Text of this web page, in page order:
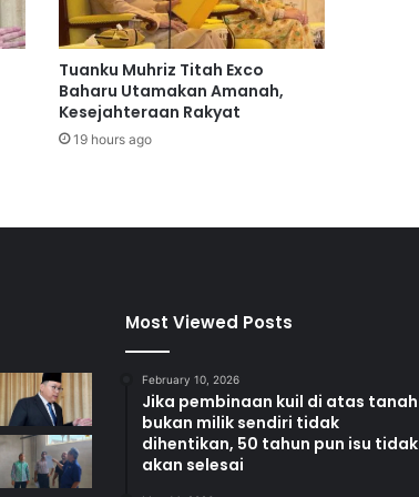
Tuanku Muhriz Titah Exco
Baharu Utamakan Amanah,
Kesejahteraan Rakyat
19 hours ago
Most Viewed Posts
February 10, 2026
Jika pembinaan kuil di atas tanah
bukan milik sendiri tidak
dihentikan, 50 tahun pun isu tidak
akan selesai